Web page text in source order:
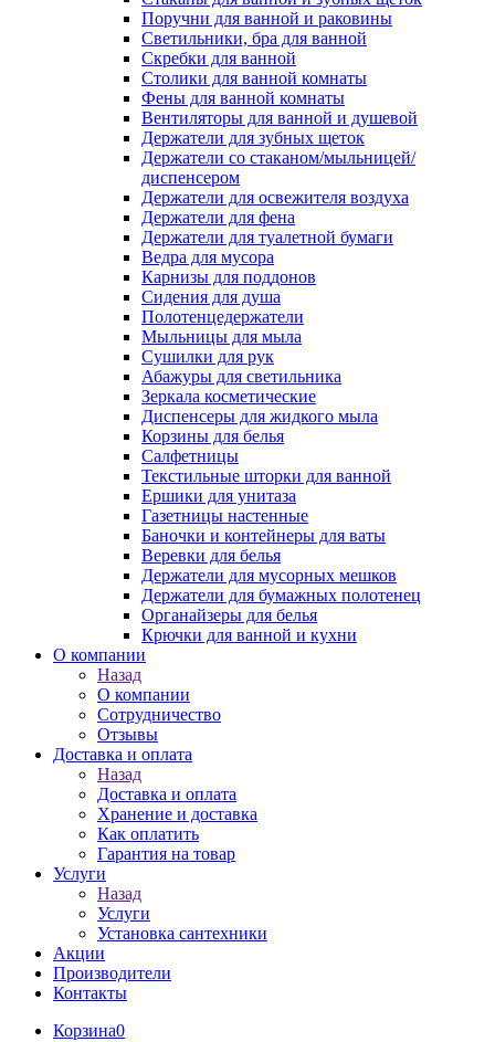
Поручни для ванной и раковины
Светильники, бра для ванной
Скребки для ванной
Столики для ванной комнаты
Фены для ванной комнаты
Вентиляторы для ванной и душевой
Держатели для зубных щеток
Держатели со стаканом/мыльницей/
диспенсером
Держатели для освежителя воздуха
Держатели для фена
Держатели для туалетной бумаги
Ведра для мусора
Карнизы для поддонов
Сидения для душа
Полотенцедержатели
Мыльницы для мыла
Сушилки для рук
Абажуры для светильника
Зеркала косметические
Диспенсеры для жидкого мыла
Корзины для белья
Салфетницы
Текстильные шторки для ванной
Ершики для унитаза
Газетницы настенные
Баночки и контейнеры для ваты
Веревки для белья
Держатели для мусорных мешков
Держатели для бумажных полотенец
Органайзеры для белья
Крючки для ванной и кухни
О компании
Назад
О компании
Сотрудничество
Отзывы
Доставка и оплата
Назад
Доставка и оплата
Хранение и доставка
Как оплатить
Гарантия на товар
Услуги
Назад
Услуги
Установка сантехники
Акции
Производители
Контакты
Корзина0